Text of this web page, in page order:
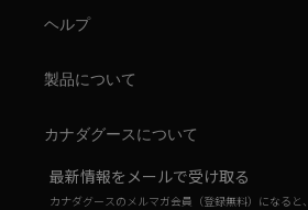
ヘルプ
製品について
カナダグースについて
最新情報をメールで受け取る
カナダグースのメルマガ会員（登録無料）になると、